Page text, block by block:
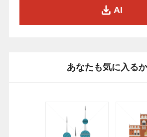
AI
あなたも気に入る